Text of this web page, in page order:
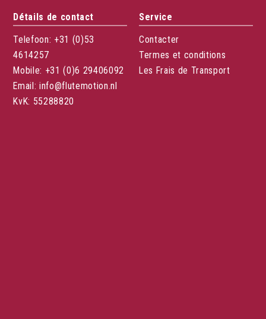
Détails de contact
Telefoon: +31 (0)53
4614257
Mobile: +31 (0)6 29406092
Email: info@flutemotion.nl
KvK: 55288820
Service
Contacter
Termes et conditions
Les Frais de Transport